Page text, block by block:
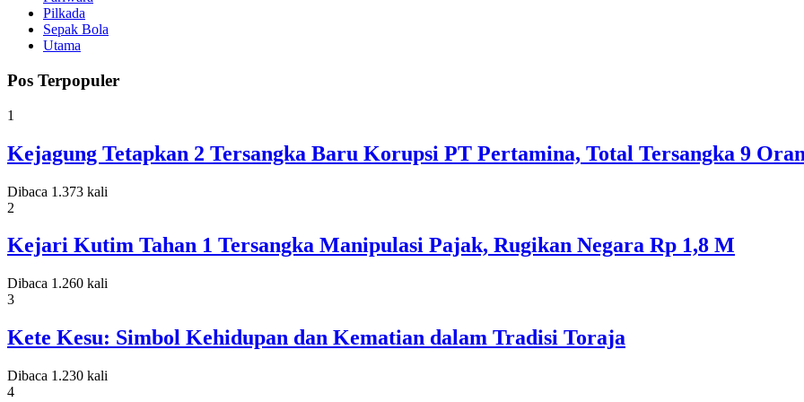
Pilkada
Sepak Bola
Utama
Pos Terpopuler
1
Kejagung Tetapkan 2 Tersangka Baru Korupsi PT Pertamina, Total Tersangka 9
Dibaca 1.373 kali
2
Kejari Kutim Tahan 1 Tersangka Manipulasi Pajak, Rugikan Negara Rp 1,8 M
Dibaca 1.260 kali
3
Kete Kesu: Simbol Kehidupan dan Kematian dalam Tradisi Toraja
Dibaca 1.230 kali
4